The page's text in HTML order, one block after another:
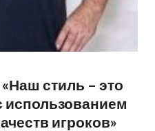
стиль – это
использованием
игроков»